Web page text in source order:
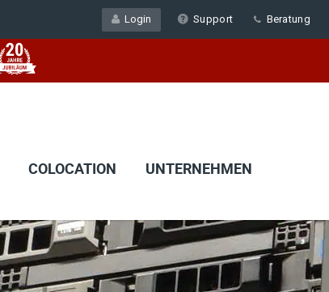
Support Beratung
Login
COLOCATION UNTERNEHMEN